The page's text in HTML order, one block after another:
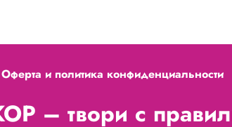
Оферта и политика конфиденциальности
– твори с